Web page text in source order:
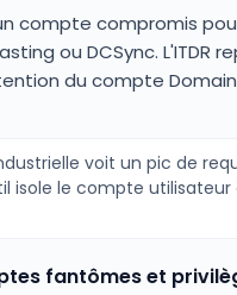
compte compromis
ou DCSync. L'ITDR
du compte
voit un pic de
isole le compte
fantômes et